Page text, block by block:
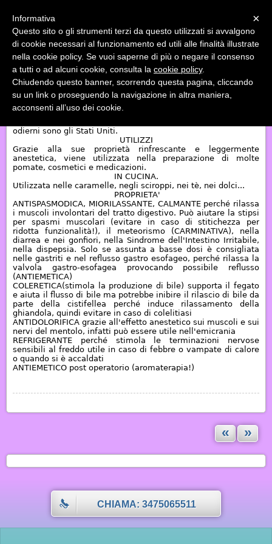
INDIETRO « »
MENTA PIPERITA
La menta ha una storia relativamente recente, diversamente
da altre piante e spezie. La sua scoperta risale al XVII secolo
odierni sono gli Stati Uniti.
UTILIZZI
Grazie alla sue proprietà rinfrescante e leggermente
anestetica, viene utilizzata nella preparazione di molte
pomate, cosmetici e medicazioni.
IN CUCINA.
Utilizzata nelle caramelle, negli sciroppi, nei tè, nei dolci...
PROPRIETA'
ANTISPASMODICA, MIORILASSANTE, CALMANTE perché rilassa
i muscoli involontari del tratto digestivo. Può aiutare la stipsi
per spasmi muscolari (evitare in caso di stitichezza per
ridotta funzionalità!), il meteorismo (CARMINATIVA), nella
diarrea e nei gonfiori, nella Sindrome dell'Intestino Irritabile,
nella dispepsia. Solo se assunta a basse dosi è consigliata
nelle gastriti e nel reflusso gastro esofageo, perché rilassa la
valvola gastro-esofagea provocando possibile reflusso
(ANTIEMETICA)
COLERETICA(stimola la produzione di bile) supporta il fegato
e aiuta il flusso di bile ma potrebbe inibire il rilascio di bile da
parte della cistifellea perché induce rilassamento della
ghiandola, quindi evitare in caso di colelitiasi
ANTIDOLORIFICA grazie all'effetto anestetico sui muscoli e sui
nervi del mentolo, infatti può essere utile nell'emicrania
REFRIGERANTE perché stimola le terminazioni nervose
sensibili al freddo utile in caso di febbre o vampate di calore
o quando si è accaldati
ANTIEMETICO post operatorio (aromaterapia!)
« »
CHIAMA: 3475065511
×
Informativa
Questo sito o gli strumenti terzi da questo utilizzati si avvalgono
di cookie necessari al funzionamento ed utili alle finalità illustrate
nella cookie policy. Se vuoi saperne di più o negare il consenso
a tutti o ad alcuni cookie, consulta la cookie policy.
Chiudendo questo banner, scorrendo questa pagina, cliccando
su un link o proseguendo la navigazione in altra maniera,
acconsenti all’uso dei cookie.